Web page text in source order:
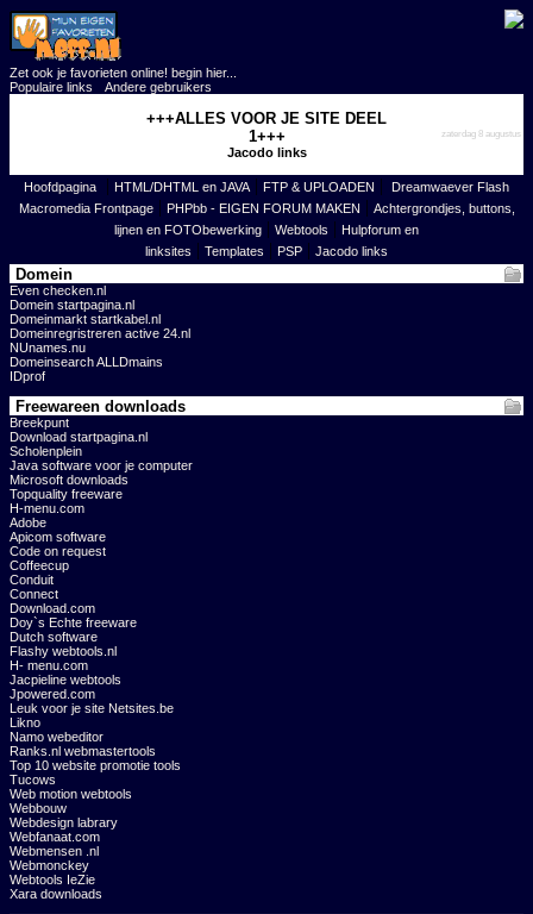
Zet ook je favorieten online! begin hier...
Populaire links
Andere gebruikers
+++ALLES VOOR JE SITE DEEL
1+++
Jacodo links
zaterdag 8 augustus
Hoofdpagina | HTML/DHTML en JAVA | FTP & UPLOADEN |
Dreamwaever Flash
Macromedia Frontpage| PHPbb - EIGEN FORUM MAKEN | Achtergrondjes, buttons,
lijnen en FOTObewerking | Webtools | Hulpforum en
linksites | Templates | PSP | Jacodo links
Domein
Even checken.nl
Domein startpagina.nl
Domeinmarkt startkabel.nl
Domeinregristreren active 24.nl
NUnames.nu
Domeinsearch ALLDmains
IDprof
Freewareen downloads
Breekpunt
Download startpagina.nl
Scholenplein
Java software voor je computer
Microsoft downloads
Topquality freeware
H-menu.com
Adobe
Apicom software
Code on request
Coffeecup
Conduit
Connect
Download.com
Doy`s Echte freeware
Dutch software
Flashy webtools.nl
H- menu.com
Jacpieline webtools
Jpowered.com
Leuk voor je site Netsites.be
Likno
Namo webeditor
Ranks.nl webmastertools
Top 10 website promotie tools
Tucows
Web motion webtools
Webbouw
Webdesign labrary
Webfanaat.com
Webmensen .nl
Webmonckey
Webtools IeZie
Xara downloads